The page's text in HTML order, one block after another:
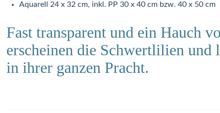
Aquarell 24 x 32 cm, inkl. PP 30 x 40 cm bzw. 40 x 50 cm
Fast transparent und ein Hauch
erscheinen die Schwertlilien und
in ihrer ganzen Pracht.